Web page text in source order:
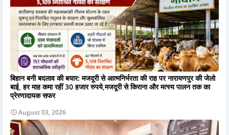
बिहान बनी बदलाव की बयार: मजदूरी से आत्मनिर्भरता की राह पर नारायणपुर की जेलो
बाई, हर माह कमा रहीं 30 हजार रुपये,मजदूरी से किराना और मत्स्य पालन तक का
प्रेरणादायक सफर
August 03, 2026